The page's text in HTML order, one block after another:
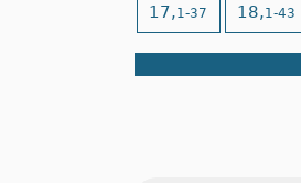
17,1-37
18,1-43